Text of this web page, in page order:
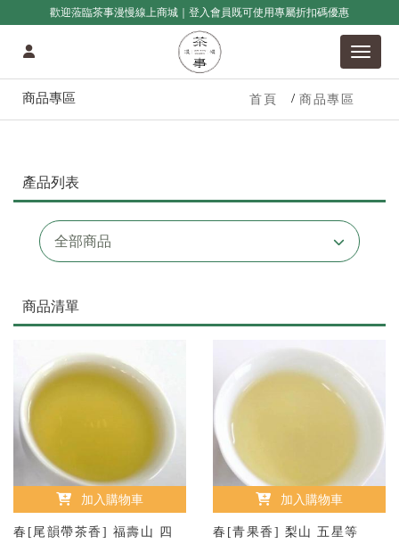
歡迎蒞臨茶事漫慢線上商城｜登入會員既可使用專屬折扣碼優惠
商品專區 首頁 商品專區
產品列表
全部商品
商品清單
加入購物車
春[尾韻帶茶香] 福壽山 四
加入購物車
春[青果香] 梨山 五星等